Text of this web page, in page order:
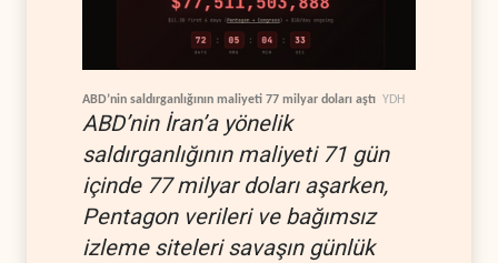
ABD’nin saldırganlığının maliyeti 77 milyar doları aştı YDH
ABD’nin İran’a yönelik
saldırganlığının maliyeti 71 gün
içinde 77 milyar doları aşarken,
Pentagon verileri ve bağımsız
izleme siteleri savaşın günlük